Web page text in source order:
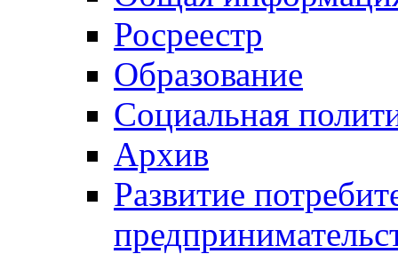
Росреестр
Образование
Социальная
Архив
Развитие